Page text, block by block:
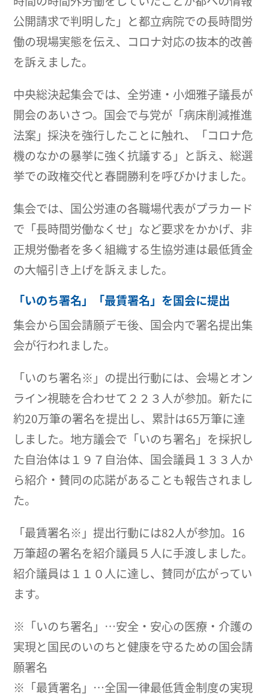
公開請求で判明した」と都立病院での長時間労
働の現場実態を伝え、コロナ対応の抜本的改善
を訴えました。
中央総決起集会では、全労連・小畑雅子議長が
開会のあいさつ。国会で与党が「病床削減推進
法案」採決を強行したことに触れ、「コロナ危
機のなかの暴挙に強く抗議する」と訴え、総選
挙での政権交代と春闘勝利を呼びかけました。
集会では、国公労連の各職場代表がプラカード
で「長時間労働なくせ」など要求をかかげ、非
正規労働者を多く組織する生協労連は最低賃金
の大幅引き上げを訴えました。
「いのち署名」「最賃署名」を国会に提出
集会から国会請願デモ後、国会内で署名提出集
会が行われました。
「いのち署名※」の提出行動には、会場とオン
ライン視聴を合わせて２２３人が参加。新たに
約20万筆の署名を提出し、累計は65万筆に達
しました。地方議会で「いのち署名」を採択し
た自治体は１９７自治体、国会議員１３３人か
ら紹介・賛同の応諾があることも報告されまし
た。
「最賃署名※」提出行動には82人が参加。16
万筆超の署名を紹介議員５人に手渡しました。
紹介議員は１１０人に達し、賛同が広がってい
ます。
※「いのち署名」…安全・安心の医療・介護の
実現と国民のいのちと健康を守るための国会請
願署名
※「最賃署名」…全国一律最低賃金制度の実現